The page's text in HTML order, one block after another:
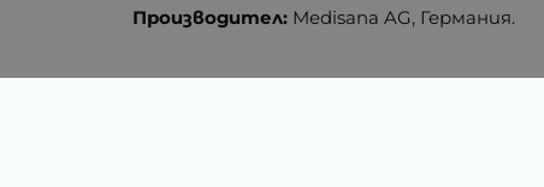
Производител: Medisana AG, Германия.